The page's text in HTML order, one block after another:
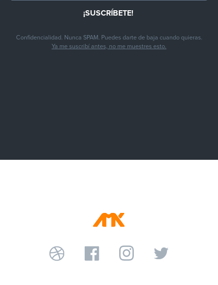
Confidencialidad. Nunca SPAM. Puedes darte de baja cuando quieras.
Ya me suscribí antes, no me muestres esto.